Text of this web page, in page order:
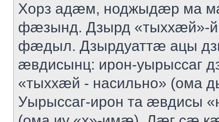
Хорз адӕм, ноджыдӕр ма
фӕзынд. Дзырд «тыххӕй»-
фӕдыл. Дзырдуаттӕ ацы
ӕвдисынц: ирон-уырыссаг
«тыххӕй - насильно» (ома
Уырыссаг-ирон та ӕвдисы